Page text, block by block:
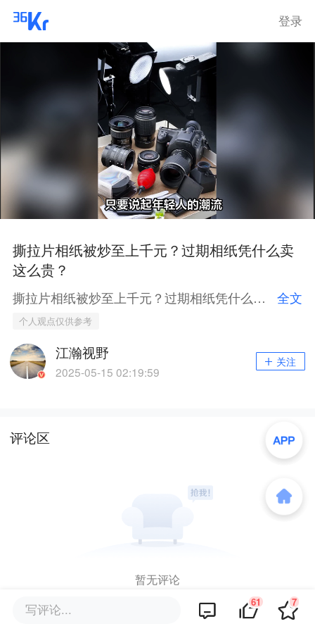
登录
撕拉片相纸被炒至上千元？过期相纸凭什么卖
这么贵？
撕拉片相纸被炒至上千元？过期相纸凭什么卖这么贵？ 全文
个人观点仅供参考
江瀚视野
2025-05-15 02:19:59
关注
评论区
暂无评论
写评论... 61 7